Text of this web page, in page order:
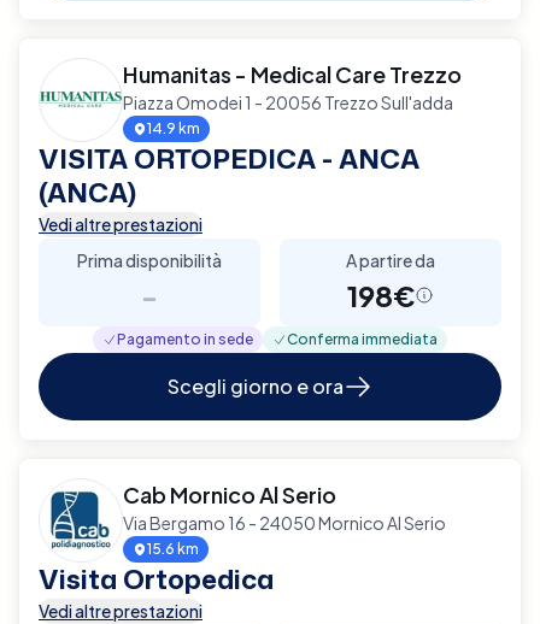
Humanitas - Medical Care Trezzo
Piazza Omodei 1 - 20056 Trezzo Sull'adda
14.9 km
VISITA ORTOPEDICA - ANCA
(ANCA)
Vedi altre prestazioni
Prima disponibilità
-
A partire da
198€
Pagamento in sede Conferma immediata
Scegli giorno e ora
Cab Mornico Al Serio
Via Bergamo 16 - 24050 Mornico Al Serio
15.6 km
Visita Ortopedica
Vedi altre prestazioni